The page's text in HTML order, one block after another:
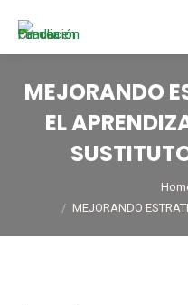
MEJORANDO
EL
MEJORANDO